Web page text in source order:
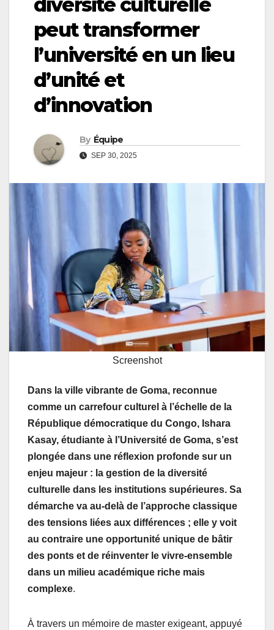
peut transformer
l’université en un lieu
d’unité et
d’innovation
By Équipe
SEP 30, 2025
Screenshot
Dans la ville vibrante de Goma, reconnue
comme un carrefour culturel à l’échelle de la
République démocratique du Congo, Ishara
Kasay, étudiante à l ’Université de Goma, s’est
plongée dans une réflexion profonde sur un
enjeu majeur : la gestion de la diversité
culturelle dans les institutions supérieures. Sa
démarche va au-delà de ’approche classique
des tensions liées aux différences ; elle y voit
au contraire une opportunité unique de bâtir
des ponts et de réinventer le vivre-ensemble
dans un milieu académique riche mais
complexe.
À travers un mémoire de master exigeant, appuyé